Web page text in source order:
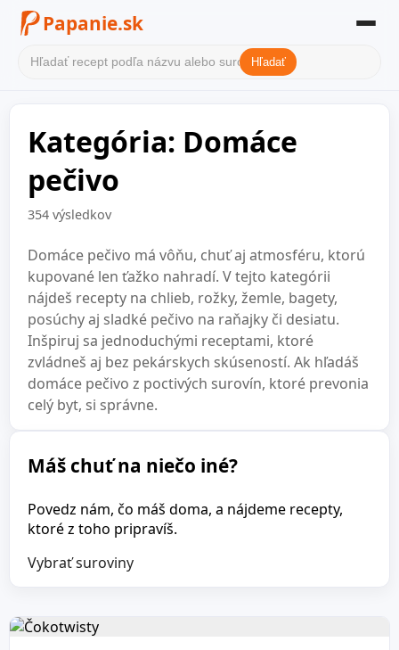
Papanie.sk
Filter receptov
Kategórie
O nás
Kontakt
Hľadať
Kategória: Domáce
pečivo
354 výsledkov
Domáce pečivo má vôňu, chuť aj atmosféru, ktorú
kupované len ťažko nahradí. V tejto kategórii
nájdeš recepty na chlieb, rožky, žemle, bagety,
posúchy aj sladké pečivo na raňajky či desiatu.
Inšpiruj sa jednoduchými receptami, ktoré
zvládneš aj bez pekárskych skúseností. Ak hľadáš
domáce pečivo z poctivých surovín, ktoré prevonia
celý byt, si správne.
Máš chuť na niečo iné?
Povedz nám, čo máš doma, a nájdeme recepty,
ktoré z toho pripravíš.
Vybrať suroviny